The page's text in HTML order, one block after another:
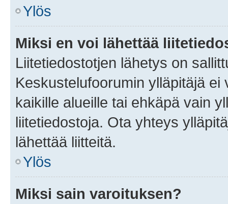
Ylös
Miksi en voi lähettää
Liitetiedostotjen lähetys on
Keskustelufoorumin ylläpitäjä
kaikille alueille tai ehkäpä vain
liitetiedostoja. Ota yhteys
lähettää liitteitä.
Ylös
Miksi sain varoituksen?